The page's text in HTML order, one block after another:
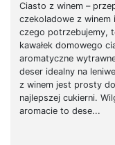
Ciasto z winem –
czekoladowe z winem
czego potrzebujemy,
kawałek domowego
aromatyczne
deser idealny na
z winem jest prosty
najlepszej cukierni.
aromacie to dese...